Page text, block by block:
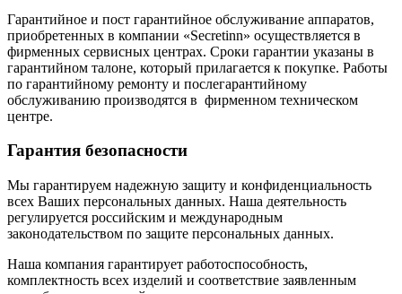
Гарантийное и пост гарантийное обслуживание аппаратов,
приобретенных в компании «Secretinn» осуществляется в
фирменных сервисных центрах. Сроки гарантии указаны в
гарантийном талоне, который прилагается к покупке. Работы
по гарантийному ремонту и послегарантийному
обслуживанию производятся в фирменном техническом
центре.
Гарантия безопасности
Мы гарантируем надежную защиту и конфиденциальность
всех Ваших персональных данных. Наша деятельность
регулируется российским и международным
законодательством по защите персональных данных.
Наша компания гарантирует работоспособность,
комплектность всех изделий и соответствие заявленным